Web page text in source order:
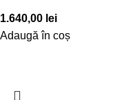
1.640,00 lei
Adaugă în coș